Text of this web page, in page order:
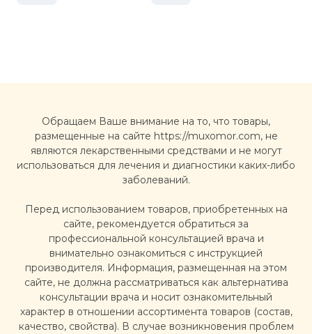
Обращаем Ваше внимание на то, что товары,
размещенные на сайте https://muxomor.com, не
являются лекарственными средствами и не могут
использоваться для лечения и диагностики каких-либо
заболеваний.
Перед использованием товаров, приобретенных на
сайте, рекомендуется обратиться за
профессиональной консультацией врача и
внимательно ознакомиться с инструкцией
производителя. Информация, размещенная на этом
сайте, не должна рассматриваться как альтернатива
консультации врача и носит ознакомительный
характер в отношении ассортимента товаров (состав,
качество, свойства). В случае возникновения проблем